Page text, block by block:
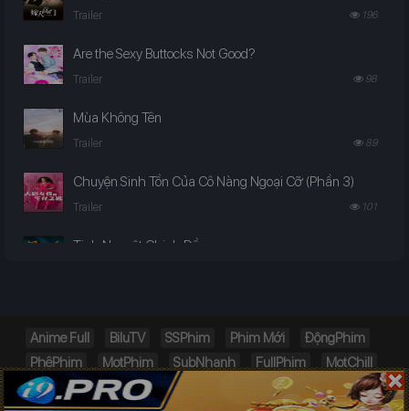
Trailer 196
Are the Sexy Buttocks Not Good?
Trailer 98
Mùa Không Tên
Trailer 89
Chuyện Sinh Tồn Của Cô Nàng Ngoại Cỡ (Phần 3)
Trailer 101
Tinh Nguyệt Chinh Đồ
Trailer 119
Vùng Biển Chết Chóc
Trailer 180
Anime Full BiluTV SSPhim Phim Mới
ĐộngPhim
PhêPhim
MọtPhim SubNhanh FullPhim
MọtChill
PhimChill
TVHay.org